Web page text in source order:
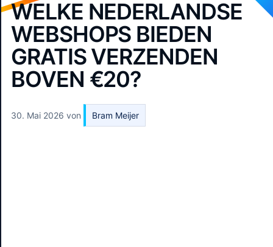
WELKE NEDERLANDSE
WEBSHOPS BIEDEN
GRATIS VERZENDEN
BOVEN €20?
30. Mai 2026 von Bram Meijer